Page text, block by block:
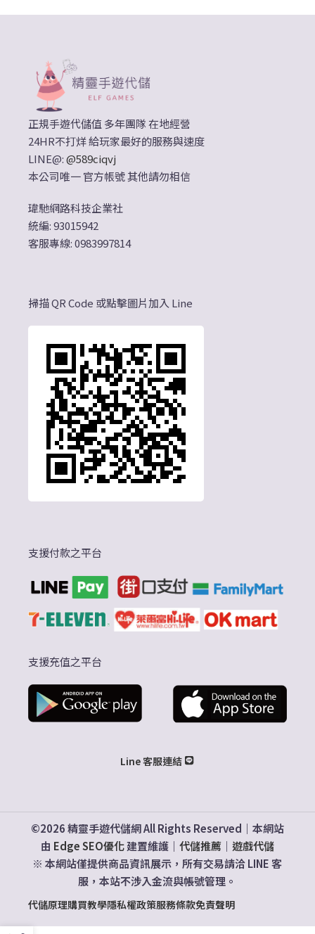
正規手遊代儲值 多年團隊 在地經營
24HR不打烊 給玩家最好的服務與速度
LINE@:@589ciqvj
本公司唯一 官方帳號 其他請勿相信
瑋馳網路科技企業社
統編: 93015942
客服專線: 0983997814
掃描 QR Code 或點擊圖片加入 Line
支援付款之平台
支援充值之平台
Line 客服連結
©2026 精靈手遊代儲網 All Rights Reserved｜本網站
由 Edge SEO優化建置維護｜ 代儲推薦｜ 遊戲代儲
※ 本網站僅提供商品資訊展示，所有交易請洽 LINE 客
服，本站不涉入金流與帳號管理。
代儲原理購買教學隱私權政策服務條款免責聲明